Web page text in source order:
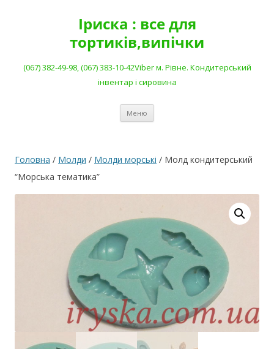
Іриска : все для
тортиків,випічки
(067) 382-49-98, (067) 383-10-42Viber м. Рівне. Кондитерський
інвентар і сировина
Меню
Головна / Молди / Молди морські / Молд кондитерський
“Морська тематика”